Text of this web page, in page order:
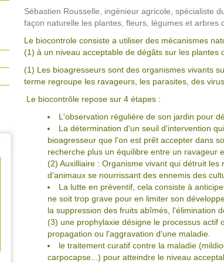
Sébastien Rousselle, ingénieur agricole, spécialiste
façon naturelle les plantes, fleurs, légumes et arbres
Le biocontrole consiste a utiliser des mécanismes
(1) à un niveau acceptable de dégâts sur les plantes
(1) Les bioagresseurs sont des organismes vivants
terme regroupe les ravageurs, les parasites, des
Le biocontrôle repose sur 4 étapes :
L'observation régulière de son jardin pour
La détermination d'un seuil d'intervention
bioagresseur que l'on est prêt accepter dans
recherche plus un équilibre entre un ravageur
(2) Auxilliaire : Organisme vivant qui détruit
d'animaux se nourrissant des ennemis des
La lutte en préventif, cela consiste à
ne soit trop grave pour en limiter son
la suppression des fruits abîmés, l'élimination
(3) une prophylaxie désigne le processus actif
propagation ou l'aggravation d'une maladie.
le traitement curatif contre la maladie
carpocapse...) pour atteindre le niveau